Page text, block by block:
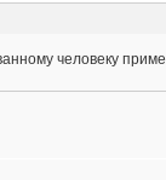
человеку